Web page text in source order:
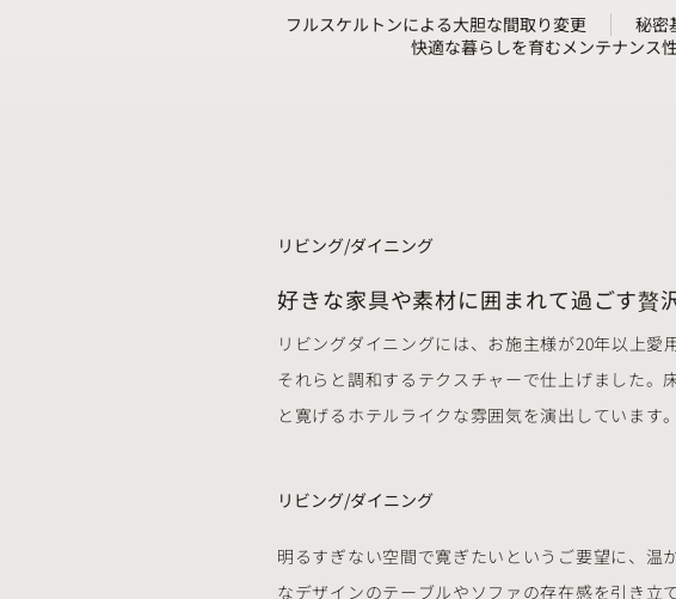
フルスケルトンによる大胆な間取り変更 秘密
快適な暮らしを育むメンテナンス
リビング/ダイニング
好きな家具や素材に囲まれて過ごす贅
リビングダイニングには、お施主様が20年以上愛
それらと調和するテクスチャーで仕上げました。
と寛げるホテルライクな雰囲気を演出しています。
リビング/ダイニング
明るすぎない空間で寛ぎたいというご要望に、
なデザインのテーブルやソファの存在感を引き立